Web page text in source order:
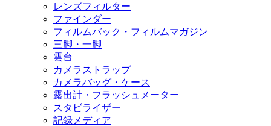
レンズフィルター
ファインダー
フィルムバック・フィルムマガジン
三脚・一脚
雲台
カメラストラップ
カメラバッグ・ケース
露出計・フラッシュメーター
スタビライザー
記録メディア